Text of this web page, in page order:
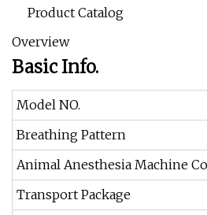
Product Catalog
Overview
Basic Info.
Model NO.
Breathing Pattern
Animal Anesthesia Machine
Transport Package